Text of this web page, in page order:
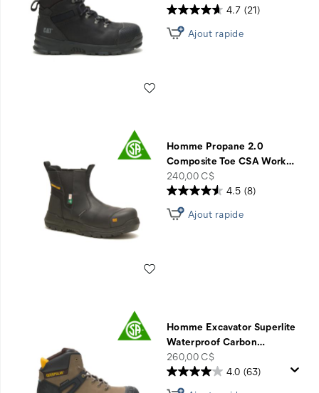
4.7 (21)
Ajout rapide
Homme Propane 2.0
Composite Toe CSA Work…
price
240,00 C$
4.5 (8)
Ajout rapide
Homme Excavator Superlite
Waterproof Carbon…
price
260,00 C$
4.0 (63)